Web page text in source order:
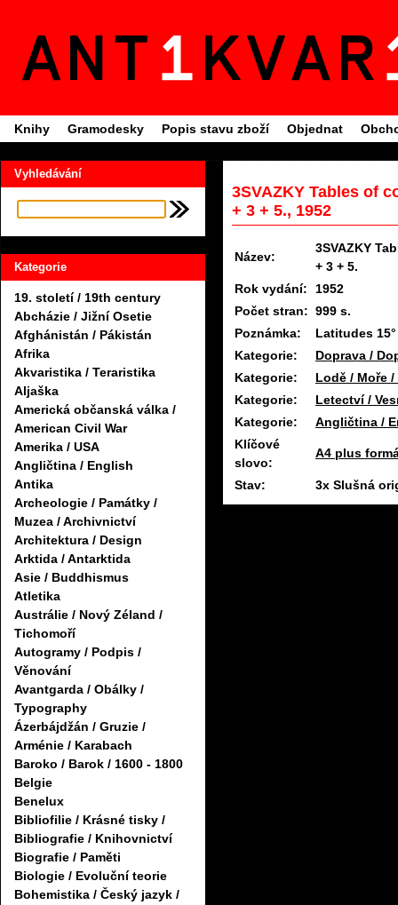
Knihy Gramodesky Popis stavu zboží Objednat
Vyhledávání
Kategorie
19. století / 19th century
Abcházie / Jižní Osetie
Afghánistán / Pákistán
Afrika
Akvaristika / Teraristika
Aljaška
Americká občanská válka /
American Civil War
Amerika / USA
Angličtina / English
Antika
Archeologie / Památky /
Muzea / Archivnictví
Architektura / Design
Arktida / Antarktida
Asie / Buddhismus
Atletika
Austrálie / Nový Zéland /
Tichomoří
Autogramy / Podpis /
Věnování
Avantgarda / Obálky /
Typography
Ázerbájdžán / Gruzie /
Arménie / Karabach
Baroko / Barok / 1600 - 1800
Belgie
Benelux
Bibliofilie / Krásné tisky /
Bibliografie / Knihovnictví
Biografie / Paměti
Biologie / Evoluční teorie
Bohemistika / Český jazyk /
3SVAZKY Tables of
+ 3 + 5., 1952
Název:
3SVAZKY
+ 3 + 5.
Rok vydání:
1952
Počet stran: 999 s.
Poznámka:
Latitudes
Kategorie:
Doprava /
Kategorie:
Lodě / Moře /
Kategorie:
Letectví /
Kategorie:
Angličtina /
Klíčové
slovo:
A4 plus
Stav: 3x Slušná